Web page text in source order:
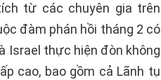
từ các chuyên gia trên
đàm phán hồi tháng 2 có
Israel thực hiện đòn không
cao, bao gồm cả Lãnh tụ